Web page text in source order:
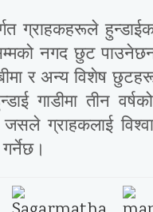
ग्राहकहरूले
नगद छुट
र अन्य विशेष
गाडीमा तीन
ग्राहकलाई